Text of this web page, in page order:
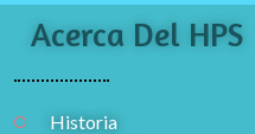
Acerca Del HPS
Historia